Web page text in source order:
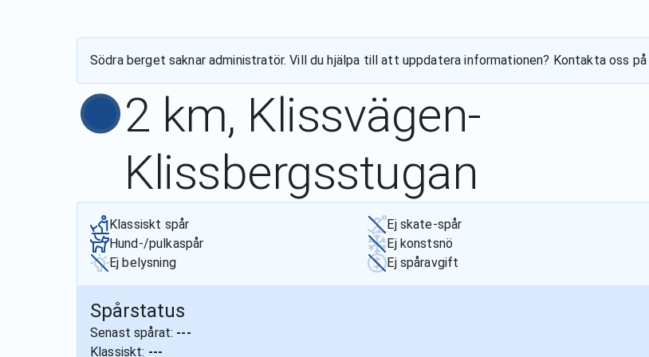
Södra berget saknar administratör. Vill du hjälpa till att uppdatera informationen? Kontakta oss på
2 km, Klissvägen-
Klissbergsstugan
Klassiskt spår
Ej skate-spår
Hund-/pulkaspår
Ej konstsnö
Ej belysning
Ej spåravgift
Spårstatus
Senast spårat: ---
Klassiskt: ---